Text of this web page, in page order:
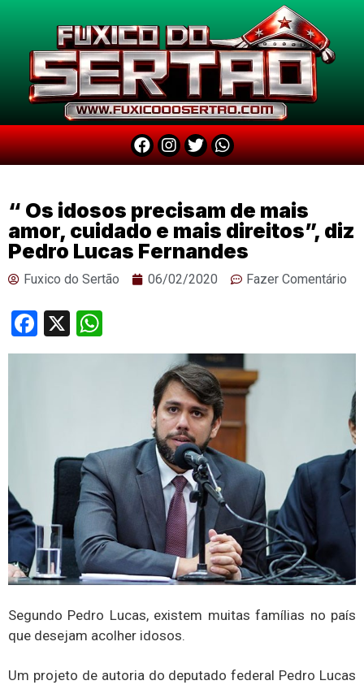
“ Os idosos precisam de mais
amor, cuidado e mais direitos”, diz
Pedro Lucas Fernandes
Fuxico do Sertão 06/02/2020 Fazer Comentário
Facebook
X
Segundo Pedro Lucas, existem muitas famílias no país
que desejam acolher idosos.
Um projeto de autoria do deputado federal Pedro Lucas